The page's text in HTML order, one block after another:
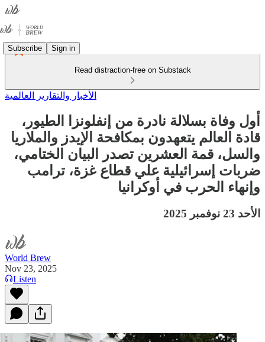
Subscribe Sign in
Read distraction-free on Substack
الأخبار والتقارير العالمية
أول وفاة بسلالة نادرة من إنفلونزا الطيور،
قادة العالم يتعهدون بمكافحة الإيدز والملاريا
والسل، قمة العشرين تصدر البيان الختامي،
ضربات إسرائيلية علي قطاع غزة، ترامب
وإنهاء الحرب في أوكرانيا
الأحد 23 نوفمبر 2025
World Brew
Nov 23, 2025
Listen